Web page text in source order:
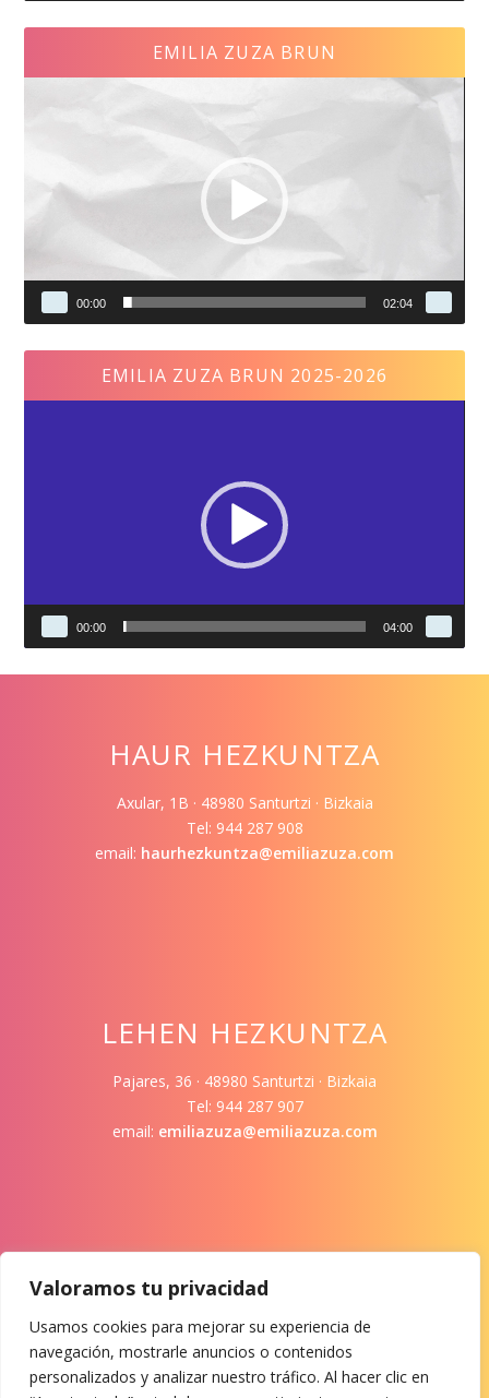
Valoramos tu privacidad
Usamos cookies para mejorar su experiencia de
navegación, mostrarle anuncios o contenidos
personalizados y analizar nuestro tráfico. Al hacer clic en
EMILIA ZUZA BRUN
00:00 02:04
EMILIA ZUZA BRUN 2025-2026
00:00 04:00
HAUR HEZKUNTZA
Axular, 1B · 48980 Santurtzi · Bizkaia
Tel: 944 287 908
email: haurhezkuntza@emiliazuza.com
LEHEN HEZKUNTZA
Pajares, 36 · 48980 Santurtzi · Bizkaia
Tel: 944 287 907
email: emiliazuza@emiliazuza.com
Ikasleak
Irakasleak